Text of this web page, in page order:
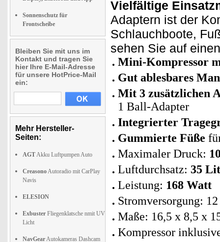
Sonnenschutz für
Frontscheibe
Bleiben Sie mit uns im
Kontakt und tragen Sie
hier Ihre E-Mail-Adresse
für unsere HotPrice-Mail
ein:
Mehr Hersteller-
Seiten:
AGTAkku Luftpumpen Auto
CreasonoAutoradio mit CarPlay
Navis
ELESION
Exbuster Fliegenklatsche nmit UV
Licht
NavGearAutokameras Dashcam
Vielfältige
Adaptern ist der
Schlauchboote,
sehen Sie auf
Mini-Kompressor
Gut ablesbares
Mit 3 zusätzlichen
1 Ball-Adapter
Integrierter
Gummierte Füße
Maximaler Druck:
Luftdurchsatz: 35
Leistung: 168 Watt
Stromversorgung:
Maße: 16,5 x 8,5 x
Kompressor